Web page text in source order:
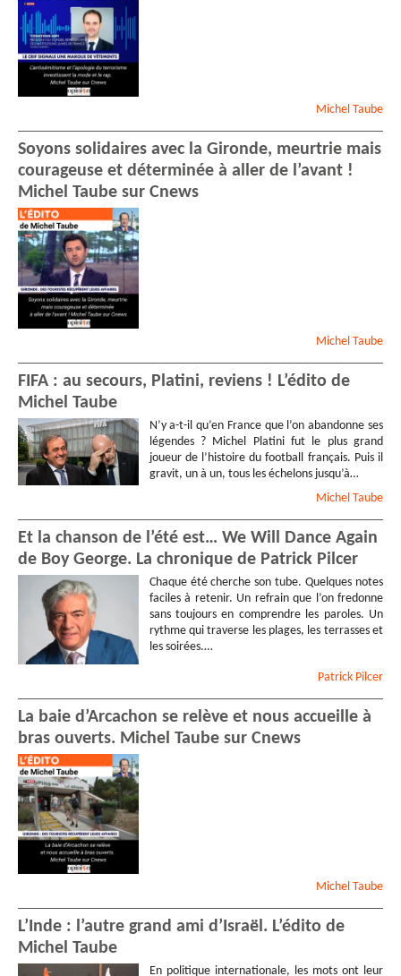
Michel Taube
Soyons solidaires avec la Gironde, meurtrie mais
courageuse et déterminée à aller de l’avant !
Michel Taube sur Cnews
Michel Taube
FIFA : au secours, Platini, reviens ! L’édito de
Michel Taube
N’y a-t-il qu’en France que l’on abandonne ses
légendes ? Michel Platini fut le plus grand
joueur de l’histoire du football français. Puis il
gravit, un à un, tous les échelons jusqu’à…
Michel Taube
Et la chanson de l’été est… We Will Dance Again
de Boy George. La chronique de Patrick Pilcer
Chaque été cherche son tube. Quelques notes
faciles à retenir. Un refrain que l’on fredonne
sans toujours en comprendre les paroles. Un
rythme qui traverse les plages, les terrasses et
les soirées.…
Patrick Pilcer
La baie d’Arcachon se relève et nous accueille à
bras ouverts. Michel Taube sur Cnews
Michel Taube
L’Inde : l’autre grand ami d’Israël. L’édito de
Michel Taube
En politique internationale, les mots ont leur